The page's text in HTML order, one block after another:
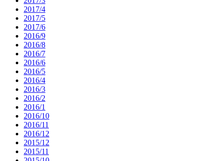
2017/4
2017/5
2017/6
2016/9
2016/8
2016/7
2016/6
2016/5
2016/4
2016/3
2016/2
2016/1
2016/10
2016/11
2016/12
2015/12
2015/11